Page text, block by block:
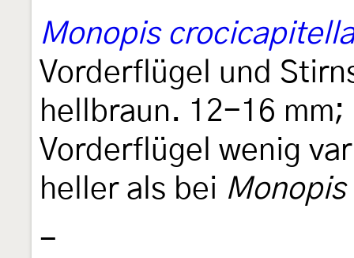
Monopis crocicapitella
Vorderflügel und
hellbraun. 12-16
Vorderflügel wenig
heller als bei
-